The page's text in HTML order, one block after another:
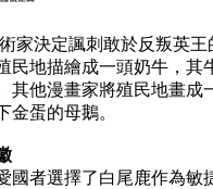
家決定諷刺敢於反叛英王
民地描繪成一頭奶牛，其
其他漫畫家將殖民地畫成
金蛋的母鵝。
國者選擇了白尾鹿作為敏